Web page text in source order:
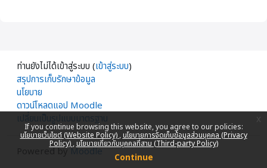
If you continue browsing this website, you agree to our policies:
นโยบายเว็บไซต์ (Website Policy) นโยบายการจัดเก็บข้อมูลส่วนบุคคล (Privacy
Policy) นโยบายเกี่ยวกับบุคคลที่สาม (Third-party Policy)
Continue
ท่านยังไม่ได้เข้าสู่ระบบ (เข้าสู่ระบบ)
สรุปการเก็บรักษาข้อมูล
นโยบาย
ดาวน์โหลดแอป Moodle
เปลี่ยนเป็นรูปแบบมาตรฐาน
Powered byMoodle